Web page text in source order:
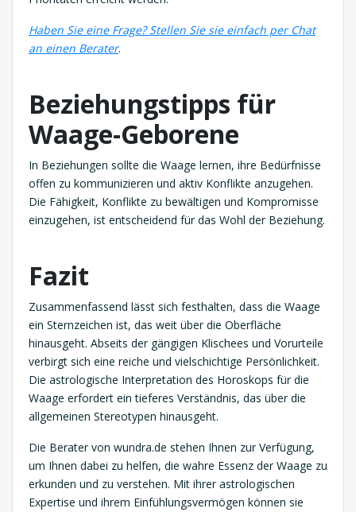
Haben Sie eine Frage? Stellen Sie sie einfach per Chat
an einen Berater.
Beziehungstipps für
Waage-Geborene
In Beziehungen sollte die Waage lernen, ihre Bedürfnisse
offen zu kommunizieren und aktiv Konflikte anzugehen.
Die Fähigkeit, Konflikte zu bewältigen und Kompromisse
einzugehen, ist entscheidend für das Wohl der Beziehung.
Fazit
Zusammenfassend lässt sich festhalten, dass die Waage
ein Sternzeichen ist, das weit über die Oberfläche
hinausgeht. Abseits der gängigen Klischees und Vorurteile
verbirgt sich eine reiche und vielschichtige Persönlichkeit.
Die astrologische Interpretation des Horoskops für die
Waage erfordert ein tieferes Verständnis, das über die
allgemeinen Stereotypen hinausgeht.
Die Berater von wundra.de stehen Ihnen zur Verfügung,
um Ihnen dabei zu helfen, die wahre Essenz der Waage zu
erkunden und zu verstehen. Mit ihrer astrologischen
Expertise und ihrem Einfühlungsvermögen können sie